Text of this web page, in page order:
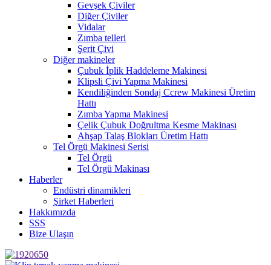
Gevşek Çiviler
Diğer Çiviler
Vidalar
Zımba telleri
Şerit Çivi
Diğer makineler
Çubuk İplik Haddeleme Makinesi
Klipsli Çivi Yapma Makinesi
Kendiliğinden Sondaj Ccrew Makinesi Üretim
Hattı
Zımba Yapma Makinesi
Çelik Çubuk Doğrultma Kesme Makinası
Ahşap Talaş Blokları Üretim Hattı
Tel Örgü Makinesi Serisi
Tel Örgü
Tel Örgü Makinası
Haberler
Endüstri dinamikleri
Şirket Haberleri
Hakkımızda
SSS
Bize Ulaşın